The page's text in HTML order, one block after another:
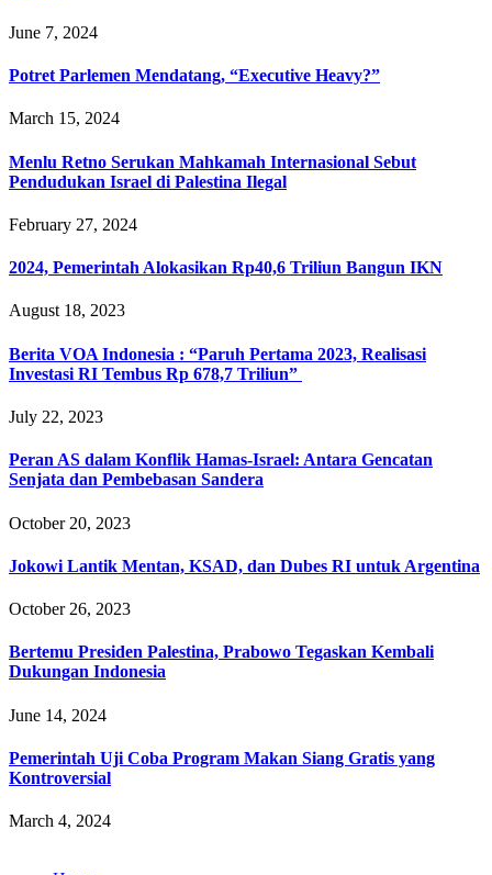
June 7, 2024
Potret Parlemen Mendatang, “Executive Heavy?”
March 15, 2024
Menlu Retno Serukan Mahkamah Internasional Sebut
Pendudukan Israel di Palestina Ilegal
February 27, 2024
2024, Pemerintah Alokasikan Rp40,6 Triliun Bangun IKN
August 18, 2023
Berita VOA Indonesia : “Paruh Pertama 2023, Realisasi
Investasi RI Tembus Rp 678,7 Triliun”
July 22, 2023
Peran AS dalam Konflik Hamas-Israel: Antara Gencatan
Senjata dan Pembebasan Sandera
October 20, 2023
Jokowi Lantik Mentan, KSAD, dan Dubes RI untuk Argentina
October 26, 2023
Bertemu Presiden Palestina, Prabowo Tegaskan Kembali
Dukungan Indonesia
June 14, 2024
Pemerintah Uji Coba Program Makan Siang Gratis yang
Kontroversial
March 4, 2024